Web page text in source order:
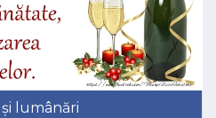
lumânări